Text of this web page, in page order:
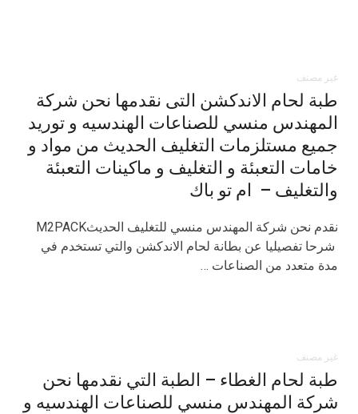
غير مصنف
طبة لحام الاندكشن التى نقدمها نحن شركة
المهندس منسي للصناعات الهندسيه و توريد
جميع مستلزمات التغليف الحديث من مواد و
خامات التعبئة و التغليف و ماكينات التعبئة
والتغليف – ام تو باك
نقدم نحن شركة المهندس منسي للتغليف الحديثM2PACK
شرحا تفصيليا عن بطانة لحام الاندكشن والتي تستخدم في
مدة متعدد من الصناعات …
غير مصنف
طبة لحام الغطاء – الطبة التي نقدمها نحن
شركة المهندس منسي للصناعات الهندسيه و